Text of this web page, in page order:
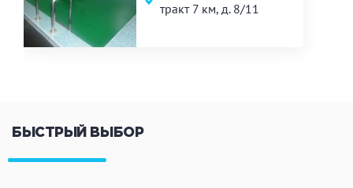
тракт 7 км, д. 8/11
БЫСТРЫЙ ВЫБОР